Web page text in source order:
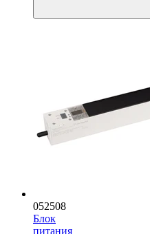
052508
Блок
питания